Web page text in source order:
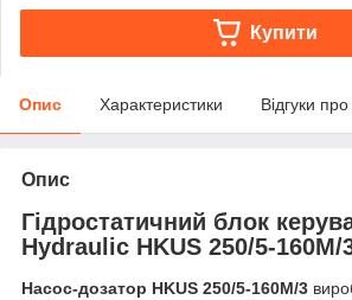
Купити
Опис Характеристики Відгуки
Опис
Гідростатичний блок
Hydraulic HKUS 250/5-160М/
Насос-дозатор HKUS 250/5-160М/3